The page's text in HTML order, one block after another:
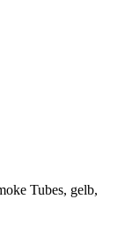
Tubes, gelb,